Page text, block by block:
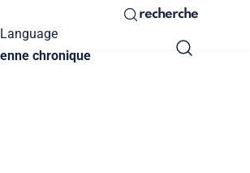
Language
recherche
chronique